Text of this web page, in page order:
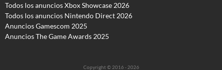
Todos los anuncios Xbox Showcase 2026
Todos los anuncios Nintendo Direct 2026
Anuncios Gamescom 2025
Anuncios The Game Awards 2025
Copyright © 2016 - 2026